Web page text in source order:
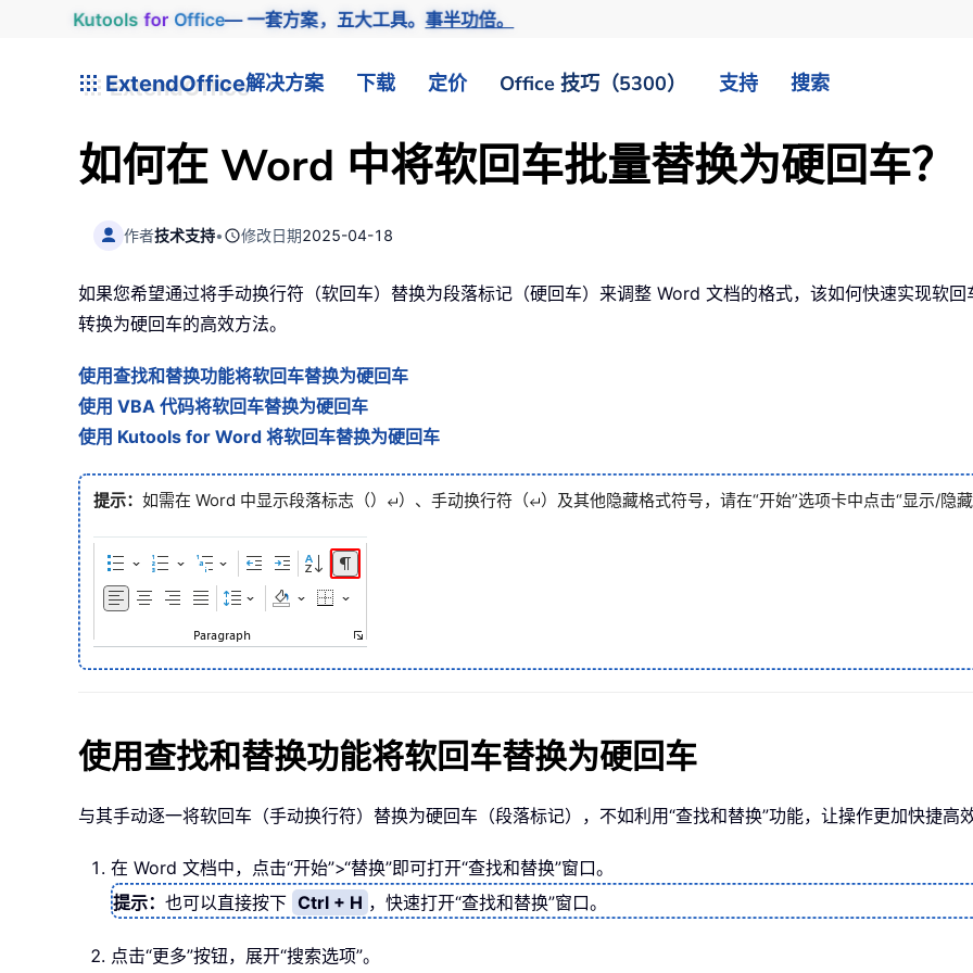
Kutools for Office— 一套方案，五大工具。 事半功倍。
ExtendOffice解决方案 下载 定价 Office 技巧（5300） 支持 搜索
如何在 Word 中将软回车批量替换为硬回车？
作者技术支持• 修改日期2025-04-18
如果您希望通过将手动换行符（软回车）替换为段落标记（硬回车）来调整 Word 文档的格式，该如何快速实现软
转换为硬回车的高效方法。
使用查找和替换功能将软回车替换为硬回车
使用 VBA 代码将软回车替换为硬回车
使用 Kutools for Word 将软回车替换为硬回车
提示： 如需在 Word 中显示段落标志（） ）、手动换行符（ ）及其他隐藏格式符号，请在“开始”选项卡中点击“显示/隐藏
使用查找和替换功能将软回车替换为硬回车
与其手动逐一将软回车（手动换行符）替换为硬回车（段落标记），不如利用“查找和替换”功能，让操作更加快捷高效
在 Word 文档中，点击“开始”>“替换”即可打开“查找和替换”窗口。
提示： 也可以直接按下 Ctrl + H ，快速打开“查找和替换”窗口。
点击“更多”按钮，展开“搜索选项”。